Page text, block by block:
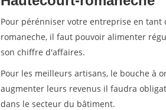
Pour pérénniser votre entreprise en
romaneche, il faut pouvoir alimenter
son chiffre d'affaires.
Pour les meilleurs artisans, le bouche à
augmenter leurs revenus il faudra
dans le secteur du bâtiment.